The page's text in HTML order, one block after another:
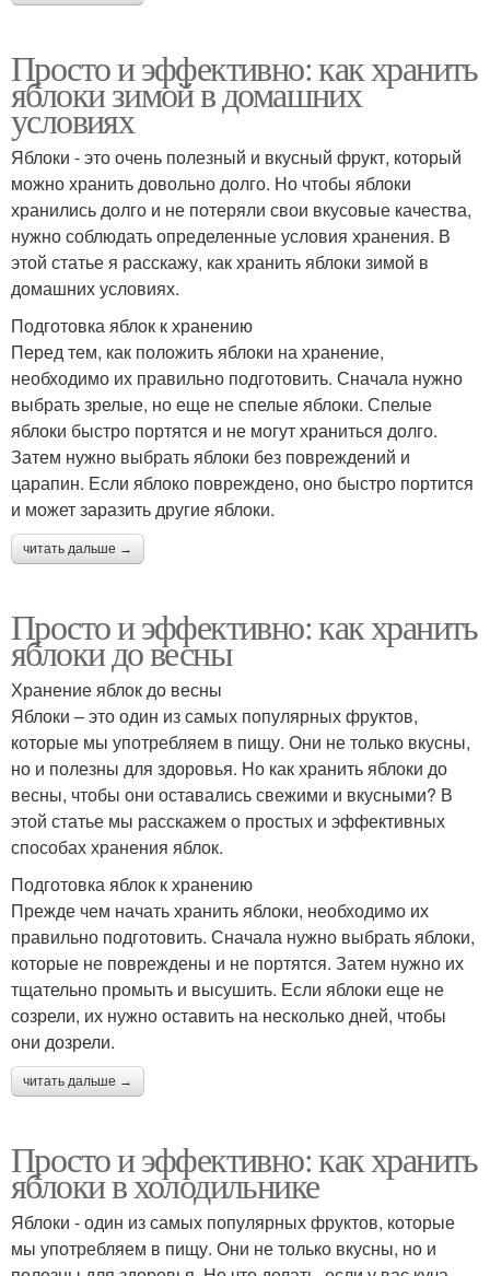
Просто и эффективно: как хранить
яблоки зимой в домашних
условиях
Яблоки - это очень полезный и вкусный фрукт, который
можно хранить довольно долго. Но чтобы яблоки
хранились долго и не потеряли свои вкусовые качества,
нужно соблюдать определенные условия хранения. В
этой статье я расскажу, как хранить яблоки зимой в
домашних условиях.
Подготовка яблок к хранению
Перед тем, как положить яблоки на хранение,
необходимо их правильно подготовить. Сначала нужно
выбрать зрелые, но еще не спелые яблоки. Спелые
яблоки быстро портятся и не могут храниться долго.
Затем нужно выбрать яблоки без повреждений и
царапин. Если яблоко повреждено, оно быстро портится
и может заразить другие яблоки.
читать дальше →
Просто и эффективно: как хранить
яблоки до весны
Хранение яблок до весны
Яблоки – это один из самых популярных фруктов,
которые мы употребляем в пищу. Они не только вкусны,
но и полезны для здоровья. Но как хранить яблоки до
весны, чтобы они оставались свежими и вкусными? В
этой статье мы расскажем о простых и эффективных
способах хранения яблок.
Подготовка яблок к хранению
Прежде чем начать хранить яблоки, необходимо их
правильно подготовить. Сначала нужно выбрать яблоки,
которые не повреждены и не портятся. Затем нужно их
тщательно промыть и высушить. Если яблоки еще не
созрели, их нужно оставить на несколько дней, чтобы
они дозрели.
читать дальше →
Просто и эффективно: как хранить
яблоки в холодильнике
Яблоки - один из самых популярных фруктов, которые
мы употребляем в пищу. Они не только вкусны, но и